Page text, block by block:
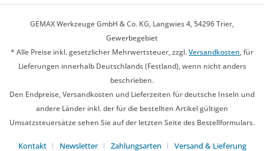
GEMAX Werkzeuge GmbH & Co. KG, Langwies 4, 54296 Trier,
Gewerbegebiet
* Alle Preise inkl. gesetzlicher Mehrwertsteuer, zzgl.Versandkosten, für
Lieferungen innerhalb Deutschlands (Festland), wenn nicht anders
beschrieben.
Den Endpreise, Versandkosten und Lieferzeiten für deutsche Inseln und
andere Länder inkl. der für die bestellten Artikel gültigen
Umsatzsteuersätze sehen Sie auf der letzten Seite des Bestellformulars.
Kontakt Newsletter Zahlungsarten Versand & Lieferung